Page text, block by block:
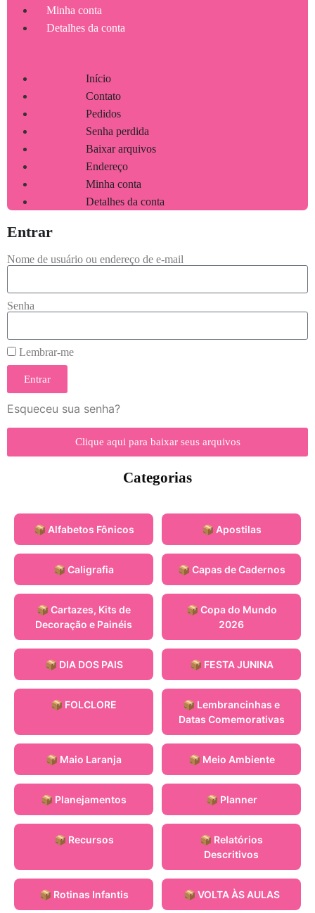
Minha conta
Detalhes da conta
Início
Contato
Pedidos
Senha perdida
Baixar arquivos
Endereço
Minha conta
Detalhes da conta
Entrar
Nome de usuário ou endereço de e-mail
Senha
Lembrar-me
Entrar
Esqueceu sua senha?
Clique aqui para baixar seus arquivos
Categorias
📦 Alfabetos Fônicos 📦 Apostilas
📦 Caligrafia 📦 Capas de Cadernos
📦 Cartazes, Kits de
Decoração e Painéis
📦 Copa do Mundo
2026
📦 DIA DOS PAIS 📦 FESTA JUNINA
📦 FOLCLORE
📦 Lembrancinhas e
Datas Comemorativas
📦 Maio Laranja 📦 Meio Ambiente
📦 Planejamentos 📦 Planner
📦 Recursos
📦 Relatórios
Descritivos
📦 Rotinas Infantis 📦 VOLTA ÀS AULAS